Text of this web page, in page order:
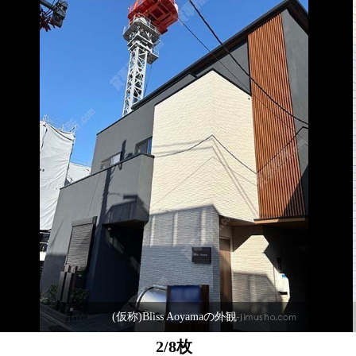
(仮称)Bliss Aoyamaの外観
2/8枚